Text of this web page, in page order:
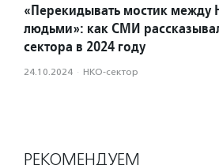
«Перекидывать мостик между
людьми»: как СМИ
сектора в 2024 году
24.10.2024 · НКО-сектор
РЕКОМЕНДУЕМ